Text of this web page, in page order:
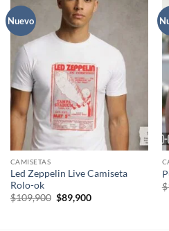
Nuevo
CAMISETAS
Led Zeppelin Live Camiseta
Rolo-ok
$109,900 El
precio
$89,900El
$